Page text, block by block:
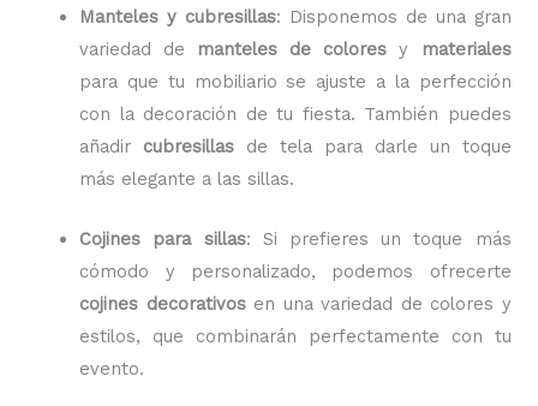
Manteles y cubresillas: Disponemos de una gran
variedad de manteles de colores y
materiales
para que tu mobiliario se ajuste a la perfección
con la decoración de tu fiesta. También puedes
añadir cubresillas de tela para darle un toque
más elegante a las sillas.
Cojines para sillas: Si prefieres un toque más
cómodo y personalizado, podemos ofrecerte
cojines decorativosen una variedad de colores y
estilos, que combinarán perfectamente con tu
evento.